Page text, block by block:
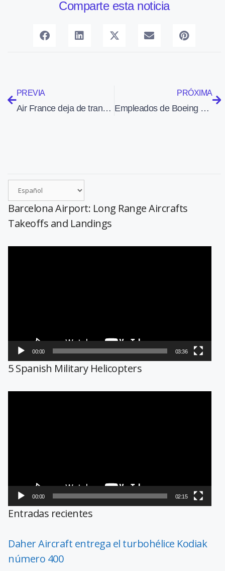
Comparte esta noticia
PREVIA
Air France deja de transportar monos para los laboratorios de experimentación
PRÓXIMA
Empleados de Boeing ofrecen su visión de la innovación en el sector aeroespacial
Barcelona Airport: Long Range Aircrafts
Takeoffs and Landings
00:00 03:36
5 Spanish Military Helicopters
00:00 02:15
Entradas recientes
Daher Aircraft entrega el turbohélice Kodiak
número 400